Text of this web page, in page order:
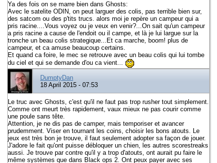
Ya des fois on se marre bien dans Ghosts:
Avec le satelite ODIN, on peut larguer des colis, pas terrible bien sur,
des satcom ou des p'tits trucs. alors moi je repère un campeur qui a
pris racine....Vous voyez ou je veux en venir?...On sait qu'un campeur
a pris racine a cause de l'endoit ou il campe, et là je lui largue sur la
tronche un beau colis strategique...Et ca marche, boom! plus de
campeur, et ca amuse beaucoup certains.
Et quand ca foire, le mec se retrouve avec un beau colis qui lui tombe
du ciel et qui se demande d'ou ca vient...
DumptyDan
18 April 2015 - 07:53
Le truc avec Ghosts, c'est qu'il ne faut pas trop rusher tout simplement.
Comme ont meurt très rapidement, vaux mieux ne pas courir comme
une poule sans tête.
Attention, je ne dis pas de camper, mais temporiser et avancer
prudemment. Viser en tournant les coins, choisir les bons atouts. Le
jeux est très bon je trouve, il faut seulement adopter sa façon de jouer.
J'adore le fait qu'ont puisse débloquer un chien, les autres scorestreaks
aussi. Je trouve par contre qu'il y a trop d'atouts, ont aurait pu faire le
même systèmes que dans Black ops 2. Ont peux payer avec ses